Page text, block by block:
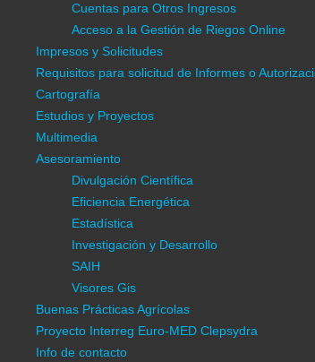
Cuentas para Otros Ingresos
Acceso a la Gestión de Riegos Online
Impresos y Solicitudes
Requisitos para solicitud de Informes o
Cartografía
Estudios y Proyectos
Multimedia
Asesoramiento
Divulgación Científica
Eficiencia Energética
Estadística
Investigación y Desarrollo
SAIH
Visores Gis
Buenas Prácticas Agrícolas
Proyecto Interreg Euro-MED Clepsydra
Info de contacto
Enlaces Externos
Estructura Agraria
Medio físico
Control de calidad del agua
Gestión Integral
Automatización
Ordenanzas de la CRCC
Gestión de Riegos y Cuentas
Darse de alta